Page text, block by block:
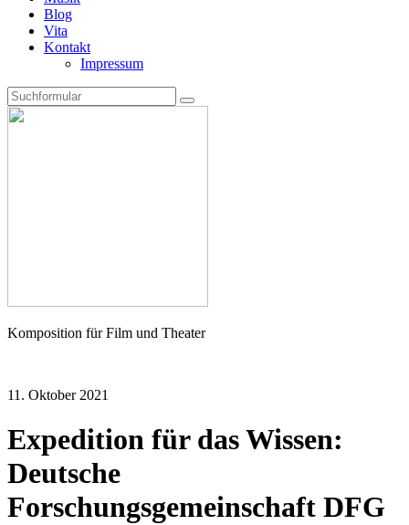
Blog
Vita
Kontakt
Impressum
Search
Komposition für Film und Theater
11. Oktober 2021
Expedition für das Wissen:
Deutsche
Forschungsgemeinschaft DFG